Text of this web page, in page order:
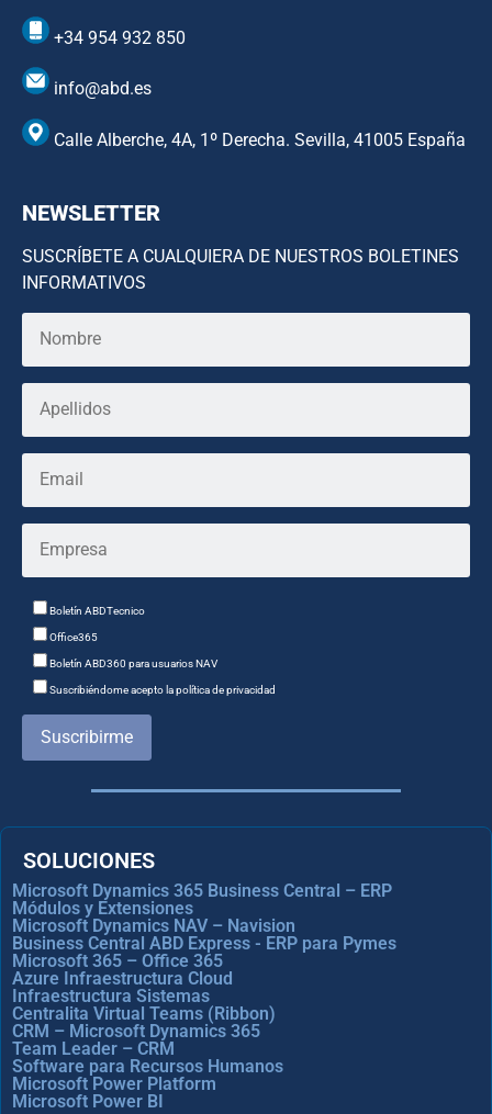
+34 954 932 850
info@abd.es
Calle Alberche, 4A, 1º Derecha. Sevilla, 41005 España
NEWSLETTER
SUSCRÍBETE A CUALQUIERA DE NUESTROS BOLETINES
INFORMATIVOS
Boletín ABDTecnico
Office365
Boletín ABD360 para usuarios NAV
Suscribiéndome acepto la política de privacidad
Suscribirme
SOLUCIONES
Microsoft Dynamics 365 Business Central – ERP
Módulos y Extensiones
Microsoft Dynamics NAV – Navision
Business Central ABD Express - ERP para Pymes
Microsoft 365 – Office 365
Azure Infraestructura Cloud
Infraestructura Sistemas
Centralita Virtual Teams (Ribbon)
CRM – Microsoft Dynamics 365
Team Leader – CRM
Software para Recursos Humanos
Microsoft Power Platform
Microsoft Power BI